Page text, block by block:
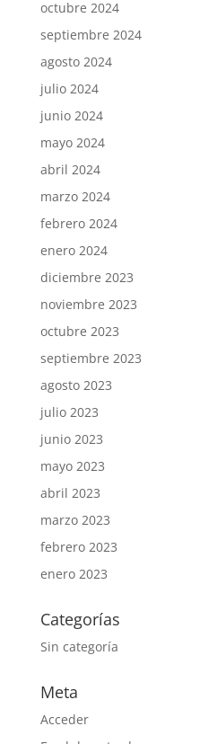
octubre 2024
septiembre 2024
agosto 2024
julio 2024
junio 2024
mayo 2024
abril 2024
marzo 2024
febrero 2024
enero 2024
diciembre 2023
noviembre 2023
octubre 2023
septiembre 2023
agosto 2023
julio 2023
junio 2023
mayo 2023
abril 2023
marzo 2023
febrero 2023
enero 2023
Categorías
Sin categoría
Meta
Acceder